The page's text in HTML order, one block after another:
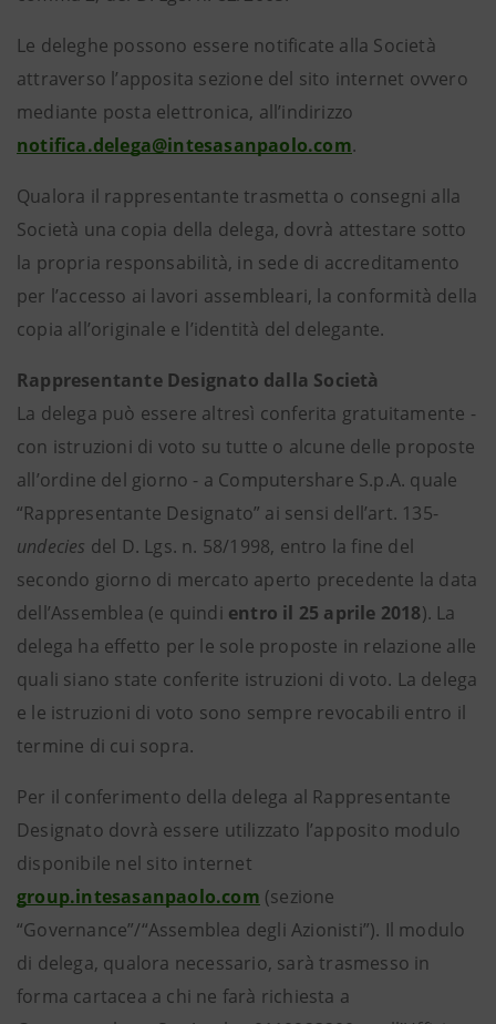
Le deleghe possono essere notificate alla Società
attraverso l’apposita sezione del sito internet ovvero
mediante posta elettronica, all’indirizzo
notifica.delega@intesasanpaolo.com.
Qualora il rappresentante trasmetta o consegni alla
Società una copia della delega, dovrà attestare sotto
la propria responsabilità, in sede di accreditamento
per l’accesso ai lavori assembleari, la conformità della
copia all’originale e l’identità del delegante.
Rappresentante Designato dalla Società
La delega può essere altresì conferita gratuitamente -
con istruzioni di voto su tutte o alcune delle proposte
all’ordine del giorno - a Computershare S.p.A. quale
“Rappresentante Designato” ai sensi dell’art. 135-
undecies del D. Lgs. n. 58/1998, entro la fine del
secondo giorno di mercato aperto precedente la data
dell’Assemblea (e quindi entro il 25 aprile 2018). La
delega ha effetto per le sole proposte in relazione alle
quali siano state conferite istruzioni di voto. La delega
e le istruzioni di voto sono sempre revocabili entro il
termine di cui sopra.
Per il conferimento della delega al Rappresentante
Designato dovrà essere utilizzato l’apposito modulo
disponibile nel sito internet
group.intesasanpaolo.com (sezione
“Governance”/“Assemblea degli Azionisti”). Il modulo
di delega, qualora necessario, sarà trasmesso in
forma cartacea a chi ne farà richiesta a